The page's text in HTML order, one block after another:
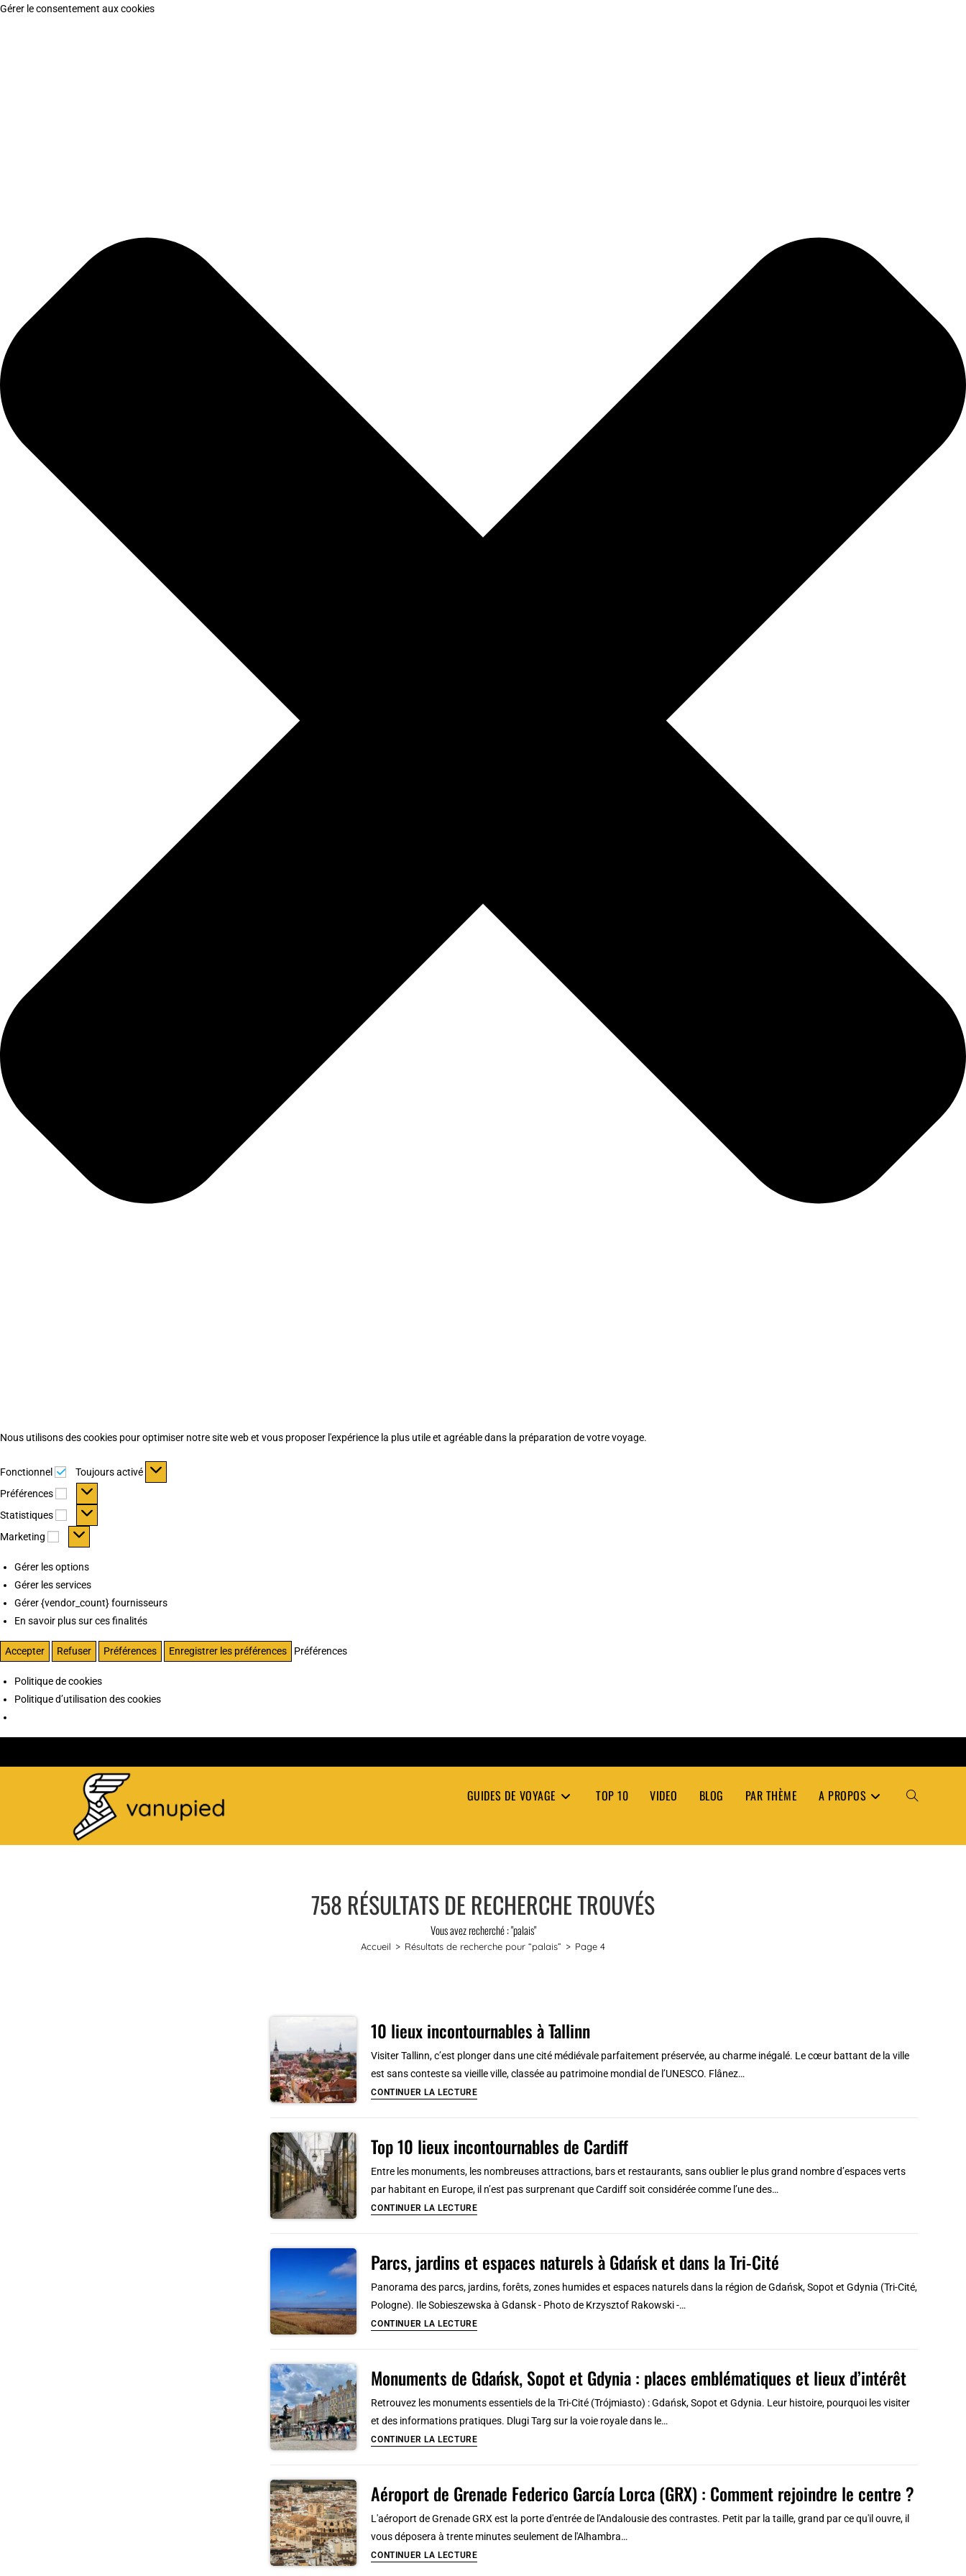
Gérer le consentement aux cookies
Nous utilisons des cookies pour optimiser notre site web et vous proposer l'expérience la plus utile et agréable dans la préparation de votre voyage.
Fonctionnel Fonctionnel
Toujours activé
Préférences
Préférences
Statistiques Statistiques
Marketing Marketing
Gérer les options
Gérer les services
Gérer {vendor_count} fournisseurs
En savoir plus sur ces finalités
Accepter Refuser Préférences Enregistrer les préférences Préférences
Politique de cookies
Politique d’utilisation des cookies
GUIDES DE VOYAGE TOP 10 VIDEO BLOG PAR THÈME A PROPOS TOGGLE
758 RÉSULTATS DE RECHERCHE TROUVÉS
Vous avez recherché : "palais"
Accueil > Résultats de recherche pour “palais” > Page 4
10 lieux incontournables à Tallinn
Visiter Tallinn, c’est plonger dans une cité médiévale parfaitement préservée, au charme inégalé. Le cœur battant de la ville
est sans conteste sa vieille ville, classée au patrimoine mondial de l’UNESCO. Flânez…
CONTINUER LA LECTURE10
à
Top 10 lieux incontournables de Cardiff
Entre les monuments, les nombreuses attractions, bars et restaurants, sans oublier le plus grand nombre d’espaces verts
par habitant en Europe, il n’est pas surprenant que Cardiff soit considérée comme l’une des…
CONTINUER LA LECTURETop
incontournables
Parcs, jardins et espaces naturels à Gdańsk et dans la Tri-Cité
Panorama des parcs, jardins, forêts, zones humides et espaces naturels dans la région de Gdańsk, Sopot et Gdynia (Tri-Cité,
Pologne). Ile Sobieszewska à Gdansk - Photo de Krzysztof Rakowski -…
CONTINUER LA LECTUREParcs,
espaces
Gdańsk
et
Tri-
Cité
Monuments de Gdańsk, Sopot et Gdynia : places emblématiques et lieux d’intérêt
Retrouvez les monuments essentiels de la Tri-Cité (Trójmiasto) : Gdańsk, Sopot et Gdynia. Leur histoire, pourquoi les visiter
et des informations pratiques. Dlugi Targ sur la voie royale dans le…
CONTINUER LA LECTUREMonuments
Sopot
places
Aéroport de Grenade Federico García Lorca (GRX) : Comment rejoindre le centre ?
L'aéroport de Grenade GRX est la porte d'entrée de l'Andalousie des contrastes. Petit par la taille, grand par ce qu'il ouvre, il
vous déposera à trente minutes seulement de l'Alhambra…
CONTINUER LA LECTUREAéroport